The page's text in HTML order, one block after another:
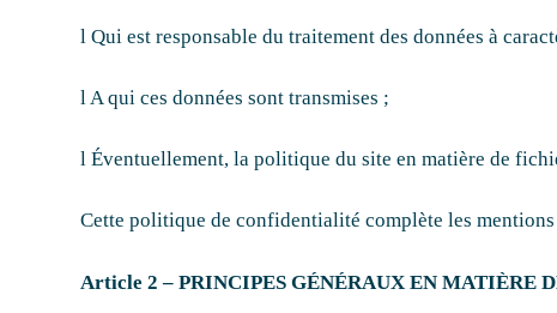
l Qui est responsable du traitement des données à
l A qui ces données sont transmises ;
l Éventuellement, la politique du site en matière de
Cette politique de confidentialité complète les
Article 2 – PRINCIPES GÉNÉRAUX EN MATIÈRE